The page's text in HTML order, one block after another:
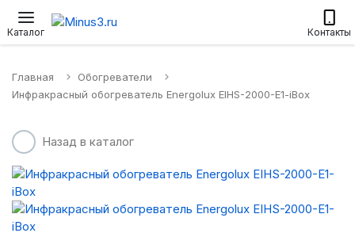
Каталог Контакты
Настенные сплит-системы
Главная
Обогреватели
Инфракрасный обогреватель Energolux EIHS-2000-E1-iBox
Назад в каталог